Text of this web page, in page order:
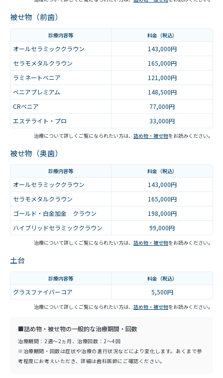
被せ物（前歯）
診療内容等 料金（税込）
オールセラミッククラウン
143,000円
セラモメタルクラウン
165,000円
ラミネートベニア
121,000円
ベニアプレミアム
148,500円
CRベニア
77,000円
エステライト・プロ
33,000円
治療について詳しくご覧になられたい方は、 詰め物・被せ物をお読みください。
被せ物（奥歯）
診療内容等 料金（税込）
オールセラミッククラウン
143,000円
セラモメタルクラウン
165,000円
ゴールド・白金加金 クラウン
198,000円
ハイブリッドセラミッククラウン
99,000円
治療について詳しくご覧になられたい方は、 詰め物・被せ物をお読みください。
土台
診療内容等 料金（税込）
グラスファイバーコア 5,500円
治療について詳しくご覧になられたい方は、 詰め物・被せ物をお読みください。
■詰め物・被せ物の一般的な治療期間・回数
治療期間：2週～2ヵ月、治療回数：2～4回
※治療期間・回数は症状や治療の進行状況などにより変化します。あくまで参
考程度にお考えいただき、詳細は歯科医師にご確認ください。